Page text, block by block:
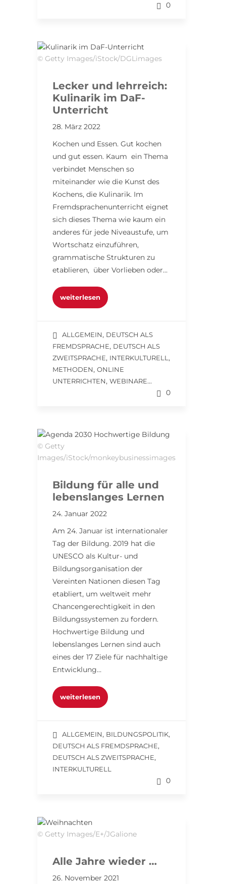
0
© Getty Images/iStock/DGLimages
Lecker und lehrreich:
Kulinarik im DaF-
Unterricht
28. März 2022
Kochen und Essen. Gut kochen
und gut essen. Kaum ein Thema
verbindet Menschen so
miteinander wie die Kunst des
Kochens, die Kulinarik. Im
Fremdsprachenunterricht eignet
sich dieses Thema wie kaum ein
anderes für jede Niveaustufe, um
Wortschatz einzuführen,
grammatische Strukturen zu
etablieren, über Vorlieben oder…
weiterlesen
ALLGEMEIN, DEUTSCH ALS
FREMDSPRACHE, DEUTSCH ALS
ZWEITSPRACHE, INTERKULTURELL ,
METHODEN, ONLINE
UNTERRICHTEN, WEBINARE...
0
© Getty
Images/iStock/monkeybusinessimages
Bildung für alle und
lebenslanges Lernen
24. Januar 2022
Am 24. Januar ist internationaler
Tag der Bildung. 2019 hat die
UNESCO als Kultur- und
Bildungsorganisation der
Vereinten Nationen diesen Tag
etabliert, um weltweit mehr
Chancengerechtigkeit in den
Bildungssystemen zu fordern.
Hochwertige Bildung und
lebenslanges Lernen sind auch
eines der 17 Ziele für nachhaltige
Entwicklung…
weiterlesen
ALLGEMEIN, BILDUNGSPOLITIK,
DEUTSCH ALS FREMDSPRACHE,
DEUTSCH ALS ZWEITSPRACHE,
INTERKULTURELL
0
© Getty Images/E+/JGalione
Alle Jahre wieder …
26. November 2021